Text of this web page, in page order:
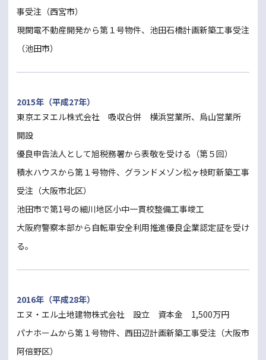
事受注（西宮市）
現関電不動産開発から第１号物件、池田石橋計画新築工事受注
（池田市）
2015年（平成27年）
東京エヌエル株式会社 吸収合併 横浜営業所、烏山営業所
開設
優良申告法人として旭税務署から表敬を受ける（第５回）
積水ハウスから第１号物件、グランドメゾン松ヶ枝町新築工事
受注（大阪市北区）
池田市で第1号の細川地区小中一貫校整備工事竣工
大阪府警察本部から自転車安全利用推進優良企業認定証を受け
る。
2016年（平成28年）
エヌ・エル土地建物株式会社 設立 資本金 1,500万円
パナホームから第１号物件、西田辺計画新築工事受注（大阪市
阿倍野区）